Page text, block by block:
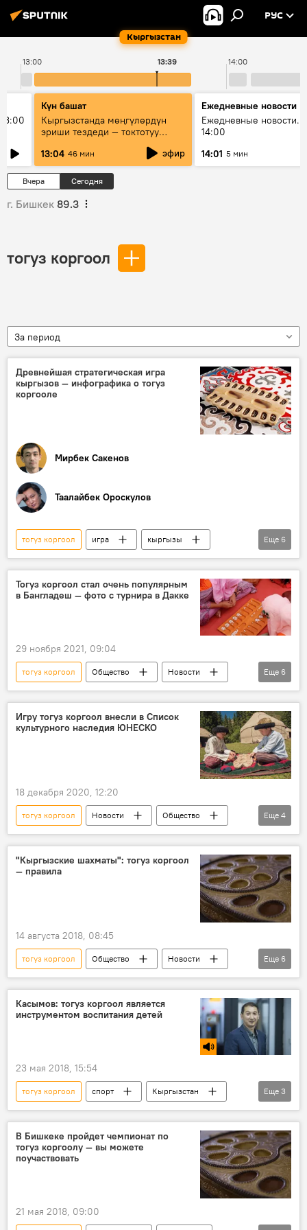
Кыргызстан
РУС
13:00 14:00
13:39
Күн башат
Кыргызстанда мөңгүлөрдүн
эриши тездеди — токтотуу
13:04 46 мин эфир
Ежедневные новости
Ежедневные новости.
14:00
14:01 5 мин
Вчера Сегодня
г. Бишкек 89.3
тогуз коргоол
За период
Древнейшая стратегическая игра
кыргызов — инфографика о тогуз
коргооле
Мирбек Сакенов
Таалайбек Ороскулов
тогуз коргоол игра
кыргызы
спорт
правила
стратегия
Инфографика
Лонгрид
Традиционная кыргызская культура
Еще 6
Тогуз коргоол стал очень популярным
в Бангладеш — фото с турнира в Дакке
29 ноября 2021, 09:04
тогуз коргоол Общество
Новости
В мире
Кыргызстан
спорт
Еще 6
Игру тогуз коргоол внесли в Список
культурного наследия ЮНЕСКО
18 декабря 2020, 12:20
тогуз коргоол Новости
Общество
Кыргызстан
Культура
ЮНЕСКО
игра
Еще 4
"Кыргызские шахматы": тогуз коргоол
— правила
14 августа 2018, 08:45
тогуз коргоол Общество
Новости
Кыргызстан
Культура
спорт
Всемирные игры кочевников
правила
III Всемирные игры кочевников 2018
Еще 6
Касымов: тогуз коргоол является
инструментом воспитания детей
23 мая 2018, 15:54
тогуз коргоол спорт
Кыргызстан
Радио Sputnik Кыргызстан
Камчыбек Касымов
Всемирные игры кочевников
Еще 3
В Бишкеке пройдет чемпионат по
тогуз коргоолу — вы можете
поучаствовать
21 мая 2018, 09:00